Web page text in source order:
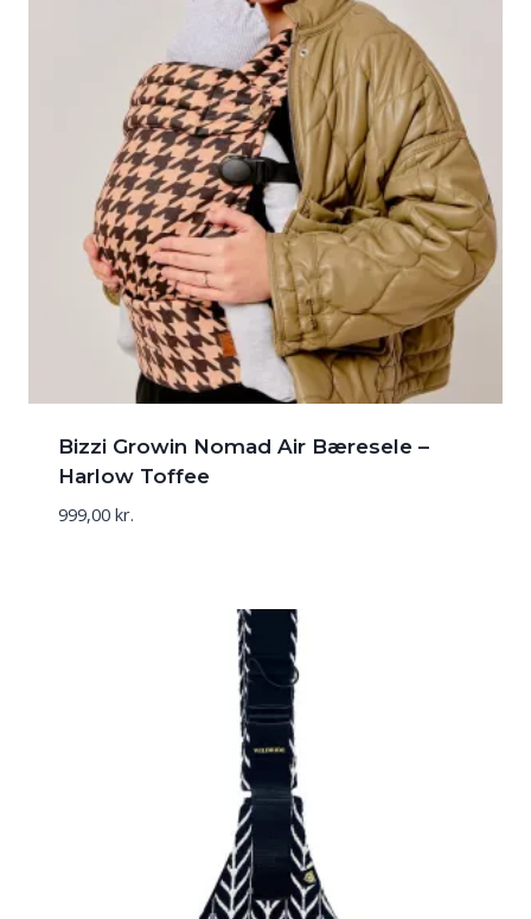
Bizzi Growin Nomad Air Bæresele –
Harlow Toffee
999,00 kr.